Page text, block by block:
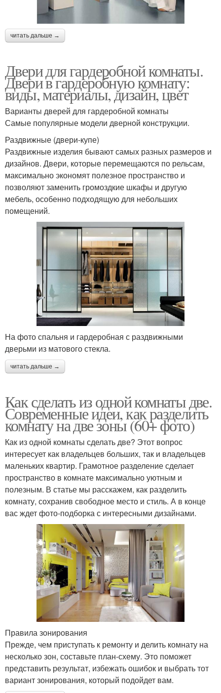
читать дальше →
Двери для гардеробной комнаты.
Двери в гардеробную комнату:
виды, материалы, дизайн, цвет
Варианты дверей для гардеробной комнаты
Самые популярные модели дверной конструкции.
Раздвижные (двери-купе)
Раздвижные изделия бывают самых разных размеров и
дизайнов. Двери, которые перемещаются по рельсам,
максимально экономят полезное пространство и
позволяют заменить громоздкие шкафы и другую
мебель, особенно подходящую для небольших
помещений.
На фото спальня и гардеробная с раздвижными
дверьми из матового стекла.
читать дальше →
Как сделать из одной комнаты две.
Современные идеи, как разделить
комнату на две зоны (60+ фото)
Как из одной комнаты сделать две? Этот вопрос
интересует как владельцев больших, так и владельцев
маленьких квартир. Грамотное разделение сделает
пространство в комнате максимально уютным и
полезным. В статье мы расскажем, как разделить
комнату, сохранив свободное место и стиль. А в конце
вас ждет фото-подборка с интересными дизайнами.
Правила зонирования
Прежде, чем приступать к ремонту и делить комнату на
несколько зон, составьте план-схему. Это поможет
представить результат, избежать ошибок и выбрать тот
вариант зонирования, который подойдет вам.